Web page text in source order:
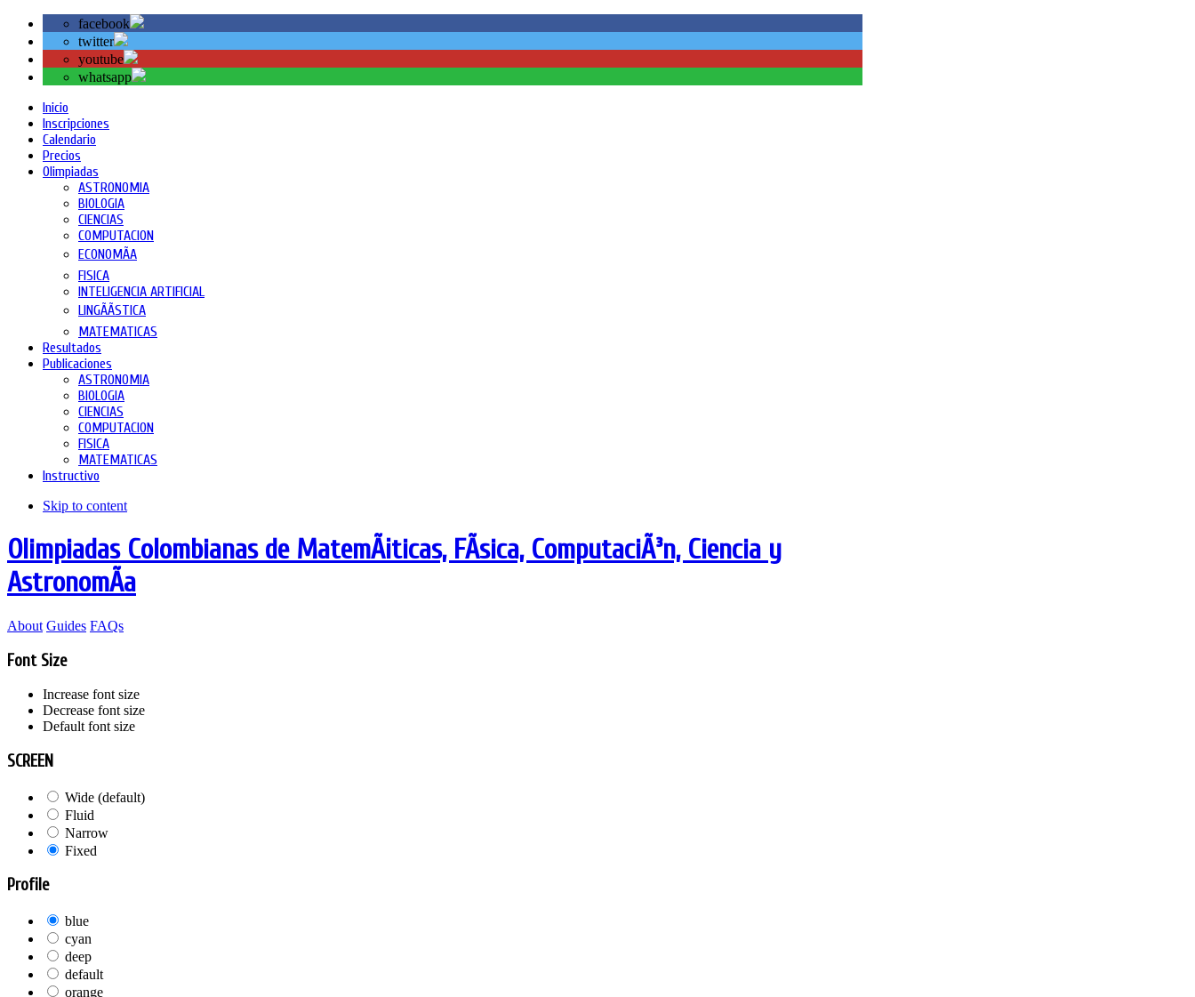
facebook
twitter
youtube
whatsapp
Inicio
Inscripciones
Calendario
Precios
Olimpiadas
ASTRONOMIA
BIOLOGIA
CIENCIAS
COMPUTACION
ECONOMÃA
FISICA
INTELIGENCIA ARTIFICIAL
LINGÃÃSTICA
MATEMATICAS
Resultados
Publicaciones
ASTRONOMIA
BIOLOGIA
CIENCIAS
COMPUTACION
FISICA
MATEMATICAS
Instructivo
Skip to content
Olimpiadas Colombianas de MatemÃ¡ticas, FÃ­sica, ComputaciÃ³n, Ciencia y
AstronomÃ­a
About Guides FAQs
Font Size
Increase font size
Decrease font size
Default font size
SCREEN
Wide (default)
Fluid
Narrow
Fixed
Profile
blue
cyan
deep
default
orange